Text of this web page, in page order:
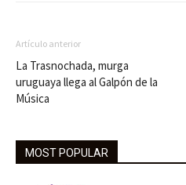
Artículo anterior
La Trasnochada, murga
uruguaya llega al Galpón de la
Música
MOST POPULAR